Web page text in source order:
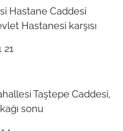
Hastane Caddesi
Hastanesi karşısı
21
Taştepe Caddesi,
sonu